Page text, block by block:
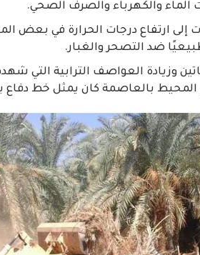
والكهرباء والصرف الصحي.
إلى ارتفاع درجات الحرارة في بعض
ضد التصحر والغبار.
وزيادة العواصف الترابية التي
المحيط بالعاصمة كان يمثل خط دفاع